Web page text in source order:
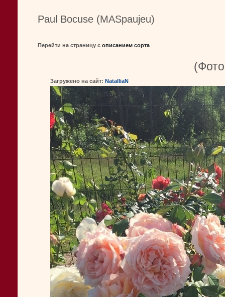
Paul Bocuse (MASpaujeu)
Перейти на страницу с описанием сорта
Загружено на сайт: NatalliaN